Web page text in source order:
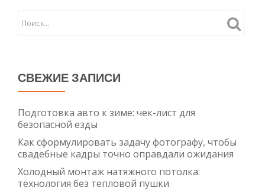
СВЕЖИЕ ЗАПИСИ
Подготовка авто к зиме: чек-лист для
безопасной езды
Как сформулировать задачу фотографу, чтобы
свадебные кадры точно оправдали ожидания
Холодный монтаж натяжного потолка:
технология без тепловой пушки